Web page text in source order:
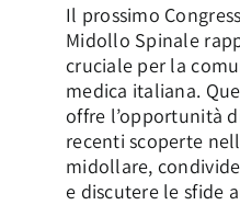
Il prossimo
Midollo Spinale
cruciale per la
medica italiana.
offre l’opportunità
recenti scoperte
midollare,
e discutere le sfide